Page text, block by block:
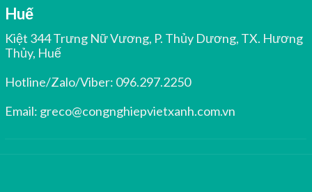
Huế
Kiệt 344 Trưng Nữ Vương, P. Thủy Dương, TX. Hương
Thủy, Huế
Hotline/Zalo/Viber: 096.297.2250
Email: greco@congnghiepvietxanh.com.vn